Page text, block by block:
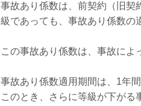
事故あり係数は、前契約（旧契
級であっても、事故あり係数の
この事故あり係数は、事故によ
事故あり係数適用期間は、1年
このとき、さらに等級が下がる